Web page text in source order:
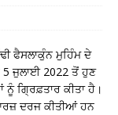
ਫੈਸਲਾਕੁੰਨ ਮੁਹਿੰਮ ਦੇ
5 ਜੁਲਾਈ 2022 ਤੋਂ ਹੁਣ
ਗ੍ਰਿਫ਼ਤਾਰ ਕੀਤਾ ਹੈ।
ਦਰਜ ਕੀਤੀਆਂ ਹਨ